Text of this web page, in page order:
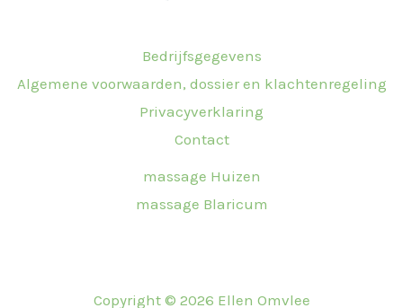
Bedrijfsgegevens
Algemene voorwaarden, dossier en klachtenregeling
Privacyverklaring
Contact
massage Huizen
massage Blaricum
Copyright © 2026 Ellen Omvlee